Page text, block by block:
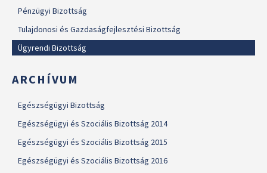
Pénzügyi Bizottság
Tulajdonosi és Gazdaságfejlesztési Bizottság
Ügyrendi Bizottság
ARCHÍVUM
Egészségügyi Bizottság
Egészségügyi és Szociális Bizottság 2014
Egészségügyi és Szociális Bizottság 2015
Egészségügyi és Szociális Bizottság 2016